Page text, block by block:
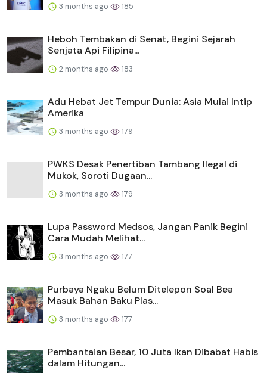
3 months ago 185
Heboh Tembakan di Senat, Begini Sejarah
Senjata Api Filipina...
2 months ago 183
Adu Hebat Jet Tempur Dunia: Asia Mulai Intip
Amerika
3 months ago 179
PWKS Desak Penertiban Tambang Ilegal di
Mukok, Soroti Dugaan...
3 months ago 179
Lupa Password Medsos, Jangan Panik Begini
Cara Mudah Melihat...
3 months ago 177
Purbaya Ngaku Belum Ditelepon Soal Bea
Masuk Bahan Baku Plas...
3 months ago 177
Pembantaian Besar, 10 Juta Ikan Dibabat Habis
dalam Hitungan...